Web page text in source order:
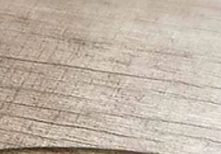
palacete de estilo renacentista catalán de
finales del siglo XIX que albergó, en su